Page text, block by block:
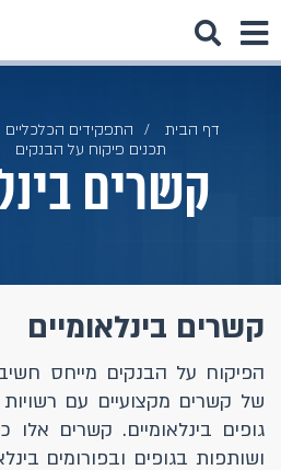
דף הבית התפקידים הכלכליים
תכנים פיקוח על הבנקים
קשרים
קשרים בינלאומיים
הפיקוח על הבנקים מייחס
של קשרים מקצועיים עם רשויות
גופים בינלאומיים. קשרים אלו
ושותפות בגופים ובפורומים